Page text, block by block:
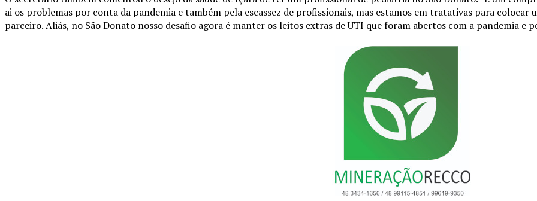
ai os problemas por conta da pandemia e também pela escassez de profissionais, mas estamos em tratativas para
parceiro. Aliás, no São Donato nosso desafio agora é manter os leitos extras de UTI que foram abertos com a pandemia e